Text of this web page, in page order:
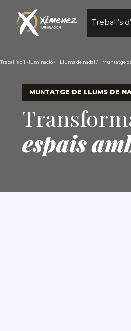
Treball’s
Treball’s d’il-luminació Llums de nadal Muntatge
MUNTATGE DE LLUMS DE
espais